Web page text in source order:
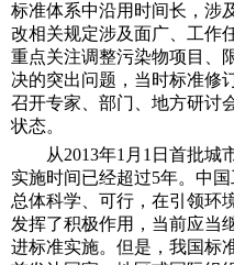
标准体系中沿用时间长，涉
改相关规定涉及面广、工作
重点关注调整污染物项目、
决的突出问题，当时标准修
召开专家、部门、地方研讨
状态。
从2013年1月1日首批城
实施时间已经超过5年。中
总体科学、可行，在引领环
发挥了积极作用，当前应当
进标准实施。但是，我国标